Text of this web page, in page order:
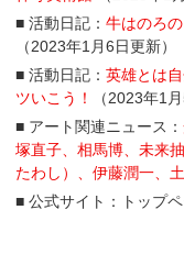
■ 活動日記：牛はのろ
（2023年1月6日更新）
■ 活動日記：英雄とは
ツいこう！
（2023年1
■ アート関連ニュース：
塚直子、相馬博、未来
たわし）、伊藤潤一、
■ 公式サイト：トップ